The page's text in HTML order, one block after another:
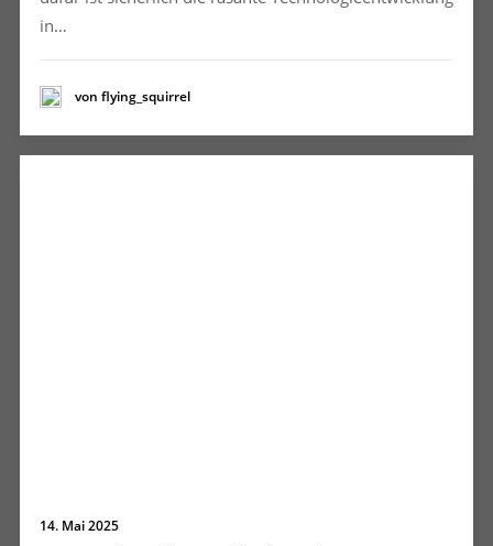
in…
von flying_squirrel
14. Mai 2025